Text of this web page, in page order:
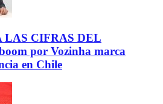
LAS CIFRAS DEL
por Vozinha marca
en Chile